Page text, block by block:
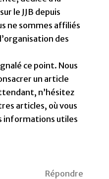
le JJB depuis
ne sommes affiliés
des
ce point. Nous
un article
n’hésitez
articles, où vous
informations utiles
Répondre